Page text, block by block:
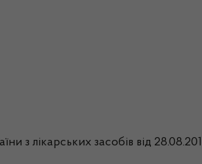
з лікарських засобів від